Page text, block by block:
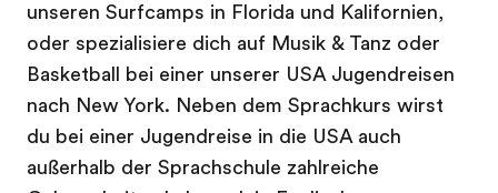
unseren Surfcamps in Florida und Kalifornien,
oder spezialisiere dich auf Musik & Tanz oder
Basketball bei einer unserer USA Jugendreisen
nach New York. Neben dem Sprachkurs wirst
du bei einer Jugendreise in die USA auch
außerhalb der Sprachschule zahlreiche